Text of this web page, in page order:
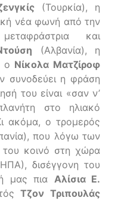
(Τουρκία), η
νέα φωνή από την
και
(Αλβανία), η
ο Νίκολα Ματζίροφ
συνοδεύει η φράση
του είναι «σαν ν’
στο ηλιακό
ακόμα, ο τρομερός
που λόγω των
κοινό στη χώρα
δισέγγονη του
μας πια Αλίσια Ε.
Τζον Τριπουλάς